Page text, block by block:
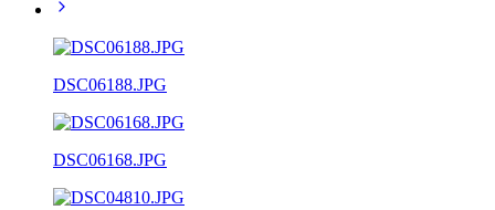
DSC06188.JPG
DSC06168.JPG